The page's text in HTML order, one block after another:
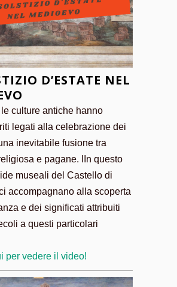
D’ESTATE NEL
culture antiche hanno
legati alla celebrazione dei
inevitabile fusione tra
e pagane. lIn questo
museali del Castello di
accompagnano alla scoperta
e dei significati attribuiti
a questi particolari
per vedere il video!